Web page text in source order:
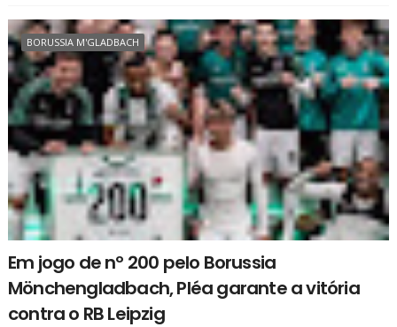
BORUSSIA M'GLADBACH
Em jogo de nº 200 pelo Borussia
Mönchengladbach, Pléa garante a vitória
contra o RB Leipzig